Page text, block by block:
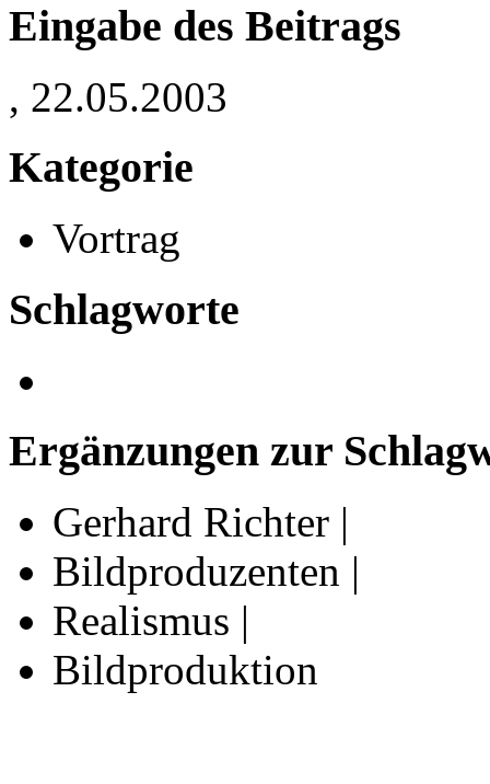
Eingabe des Beitrags
, 22.05.2003
Kategorie
Vortrag
Schlagworte
Ergänzungen zur
Gerhard Richter |
Bildproduzenten |
Realismus |
Bildproduktion